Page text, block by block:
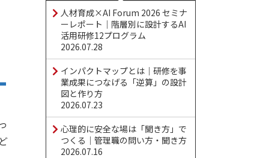
人材育成×AI Forum 2026 セミナ
ーレポート｜階層別に設計するAI
活用研修12プログラム
2026.07.28
インパクトマップとは｜研修を事
業成果につなげる「逆算」の設計
図と作り方
2026.07.23
心理的に安全な場は「聞き方」で
つくる｜管理職の問い方・聞き方
2026.07.16